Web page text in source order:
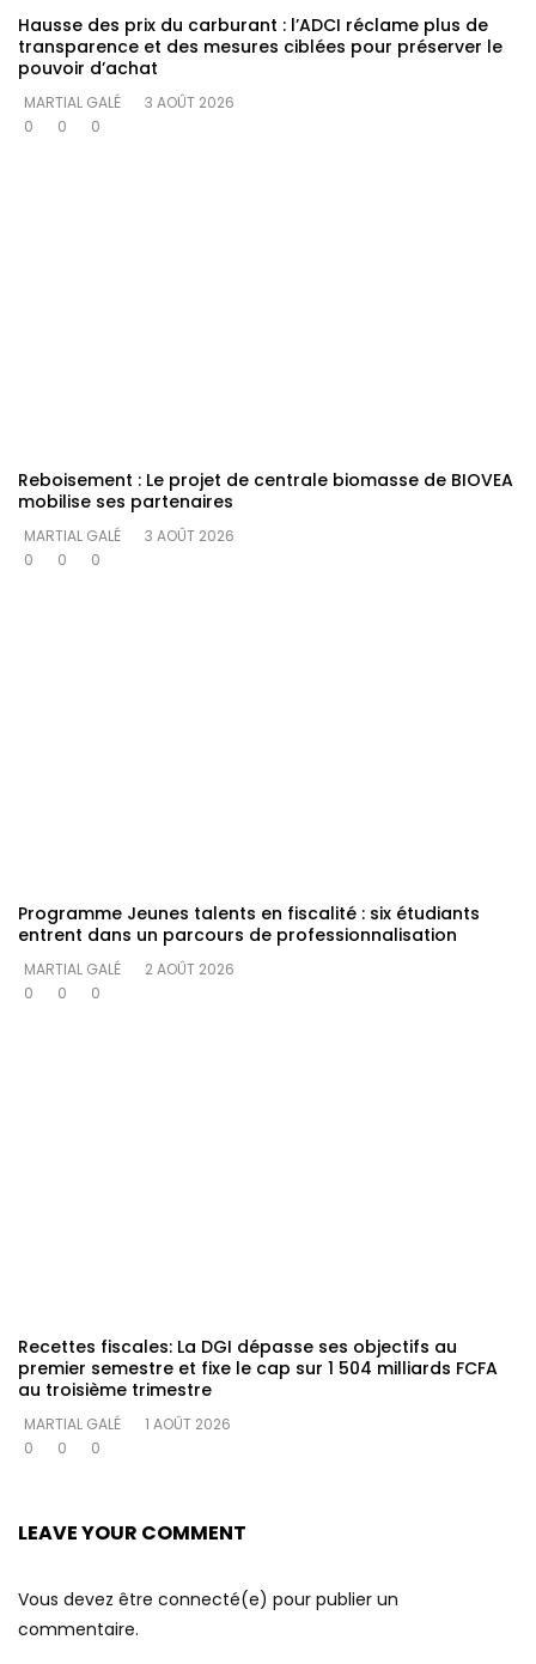
Hausse des prix du carburant : l’ADCI réclame plus de
transparence et des mesures ciblées pour préserver le
pouvoir d’achat
MARTIAL GALÉ
3 AOÛT 2026
0
0 0
Reboisement : Le projet de centrale biomasse de BIOVEA
mobilise ses partenaires
MARTIAL GALÉ
3 AOÛT 2026
0
0 0
Programme Jeunes talents en fiscalité : six étudiants
entrent dans un parcours de professionnalisation
MARTIAL GALÉ
2 AOÛT 2026
0
0 0
Recettes fiscales: La DGI dépasse ses objectifs au
premier semestre et fixe le cap sur 1 504 milliards FCFA
au troisième trimestre
MARTIAL GALÉ
1 AOÛT 2026
0
0 0
LEAVE YOUR COMMENT
Vous devez être connecté(e) pour publier un
commentaire.